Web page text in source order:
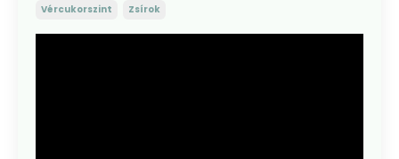
Vércukorszint
Zsírok